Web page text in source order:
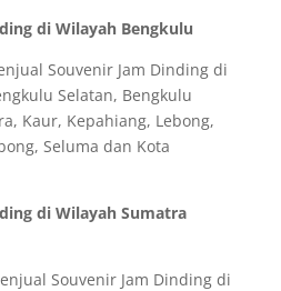
di Wilayah Bengkulu
Souvenir Jam Dinding di
Selatan, Bengkulu
Kaur, Kepahiang, Lebong,
Seluma dan Kota
di Wilayah Sumatra
Souvenir Jam Dinding di